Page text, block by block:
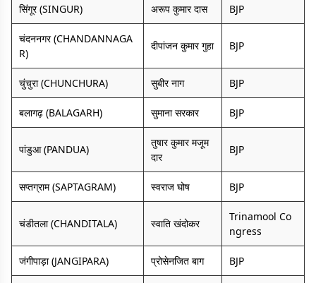
सिंगूर (SINGUR) अरूप कुमार दास BJP
चंदननगर (CHANDANNAGA
R)
दीपांजन कुमार गुहा BJP
चुंचुरा (CHUNCHURA) सुबीर नाग BJP
बलागढ़ (BALAGARH) सुमाना सरकार BJP
पांडुआ (PANDUA)
तुषार कुमार मजूम
दार
BJP
सप्तग्राम (SAPTAGRAM) स्वराज घोष BJP
चंडीतला (CHANDITALA) स्वाति खंदोकर
Trinamool Co
ngress
जंगीपाड़ा (JANGIPARA) प्रोसेनजित बाग BJP